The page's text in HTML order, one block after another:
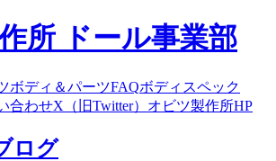
所 ドール事業部
ボディ＆パーツFAQボディスペック
合わせX（旧Twitter） オビツ製作所HP
ログ